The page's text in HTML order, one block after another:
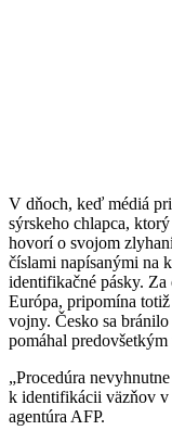
V dňoch, keď médiá
sýrskeho chlapca,
hovorí o svojom
číslami napísanými na
identifikačné pásky.
Európa, pripomína
vojny. Česko sa
pomáhal
„Procedúra
k identifikácii väzňov v
agentúra AFP.